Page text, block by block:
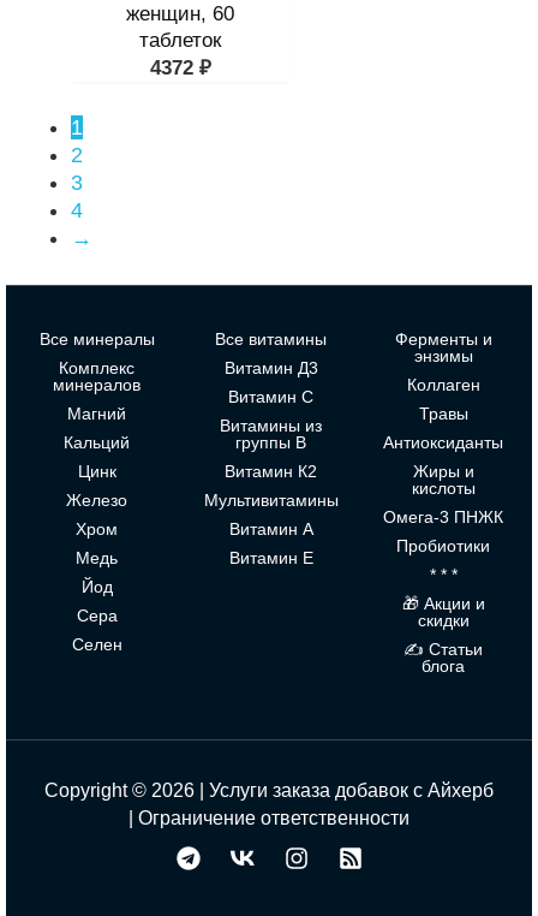
женщин, 60
таблеток
4372 ₽
1
2
3
4
→
Все минералы
Комплекс
минералов
Магний
Кальций
Цинк
Железо
Хром
Медь
Йод
Сера
Селен
Все витамины
Витамин Д3
Витамин С
Витамины из
группы В
Витамин К2
Мультивитамины
Витамин А
Витамин Е
Ферменты и
энзимы
Коллаген
Травы
Антиоксиданты
Жиры и
кислоты
Омега-3 ПНЖК
Пробиотики
* * *
🎁 Акции и
скидки
✍ Статьи
блога
Copyright © 2026 | Услуги заказа добавок с Айхерб
Ограничение ответственности